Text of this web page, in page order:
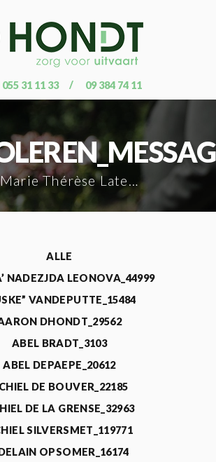
055 31 11 33 09 384 74 11
Marie Thérèse Lateur_129838
ALLE
NADEZJDA LEONOVA_44999
VANDEPUTTE_15484
DHONDT_29562
ABEL BRADT_3103
ABEL DEPAEPE_20612
DE BOUVER_22185
DE LA GRENSE_32963
SILVERSMET_119771
OPSOMER_16174